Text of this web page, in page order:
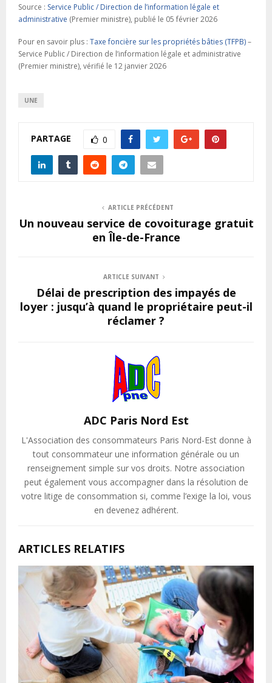
Source : Service Public / Direction de l’information légale et
administrative (Premier ministre), publié le 05 février 2026
Pour en savoir plus : Taxe foncière sur les propriétés bâties (TFPB)–
Service Public / Direction de l’information légale et administrative
(Premier ministre), vérifié le 12 janvier 2026
UNE
PARTAGE 0
ARTICLE PRÉCÉDENT
Un nouveau service de covoiturage gratuit
en Île-de-France
ARTICLE SUIVANT
Délai de prescription des impayés de
loyer : jusqu’à quand le propriétaire peut-il
réclamer ?
ADC Paris Nord Est
L'Association des consommateurs Paris Nord-Est donne à
tout consommateur une information générale ou un
renseignement simple sur vos droits. Notre association
peut également vous accompagner dans la résolution de
votre litige de consommation si, comme l’exige la loi, vous
en devenez adhérent.
ARTICLES RELATIFS